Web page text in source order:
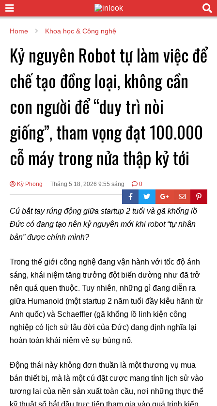
Home Khoa học & Công nghệ
Kỷ nguyên Robot tự làm việc để
chế tạo đồng loại, không cần
con người để “duy trì nòi
giống”, tham vọng đạt 100.000
cỗ máy trong nửa thập kỷ tới
Kỳ Phong Tháng 5 18, 2026 9:55 sáng 0
Cú bắt tay rúng động giữa startup 2 tuổi và gã khổng lồ
Đức có đang tạo nên kỷ nguyên mới khi robot “tự nhân
bản” được chính mình?
Trong thế giới công nghệ đang vận hành với tốc độ ánh
sáng, khái niệm tăng trưởng đột biến dường như đã trở
nên quá quen thuộc. Tuy nhiên, những gì đang diễn ra
giữa Humanoid (một startup 2 năm tuổi đầy kiêu hãnh từ
Anh quốc) và Schaeffler (gã khổng lồ linh kiện công
nghiệp có lịch sử lâu đời của Đức) đang định nghĩa lại
hoàn toàn khái niệm về sự bùng nổ.
Động thái này không đơn thuần là một thương vụ mua
bán thiết bị, mà là một cú đặt cược mang tính lịch sử vào
tương lai của nền sản xuất toàn cầu, nơi những thực thể
kỹ thuật số bắt đầu trực tiếp tham gia vào quá trình kiến